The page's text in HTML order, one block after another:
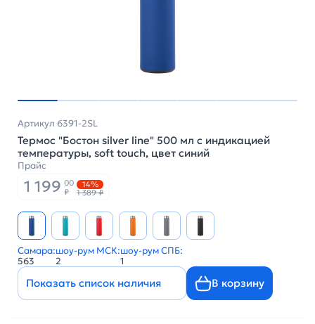
Артикул 6391-2SL
Термос "Бостон silver line" 500 мл с индикацией
температуры, soft touch, цвет синий
Прайс
1 199 00
₽
14%
1 389 ₽
Самара:
563
шоу-рум МСК:
2
шоу-рум СПБ:
1
Показать список наличия В корзину